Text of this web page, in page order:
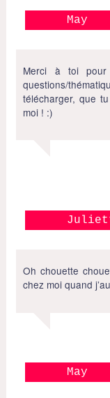
May
Merci à toi
questions/
télécharger, que
moi ! :)
Oh chouette
chez moi quand
May